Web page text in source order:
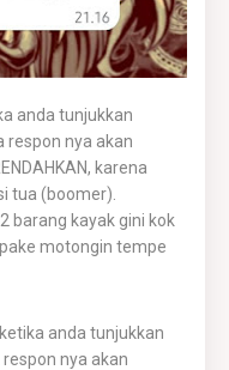
anda tunjukkan
respon nya akan
karena
tua (boomer).
barang kayak gini kok
motongin tempe
anda tunjukkan
nya akan